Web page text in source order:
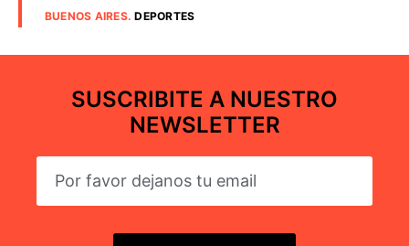
BUENOS AIRES.DEPORTES
SUSCRIBITE A NUESTRO
NEWSLETTER